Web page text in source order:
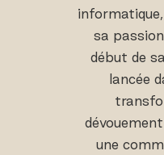
sa
début de
lancée
une